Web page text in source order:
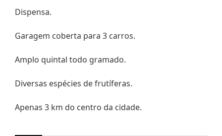
Dispensa.
Garagem coberta para 3 carros.
Amplo quintal todo gramado.
Diversas espécies de frutíferas.
Apenas 3 km do centro da cidade.